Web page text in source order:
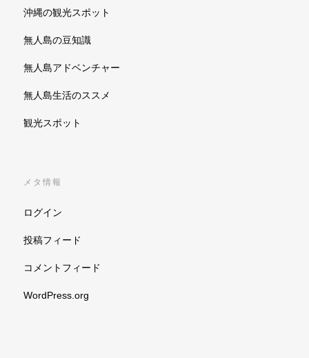
沖縄の観光スポット
無人島の豆知識
無人島アドベンチャー
無人島生活のススメ
観光スポット
メタ情報
ログイン
投稿フィード
コメントフィード
WordPress.org